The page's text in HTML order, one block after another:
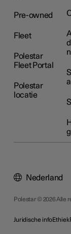
Pre-owned
Fleet
Polestar
Fleet Portal
Polestar
locatie
n
g
Polestar © 2026 Alle
Juridische infoEthiek
Nederland